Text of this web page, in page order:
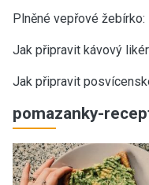
Plněné vepřové
Jak připravit kávový
Jak připravit
pomazanky-